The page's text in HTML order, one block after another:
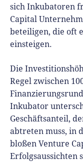
sich Inkubatoren
Capital
beteiligen, die oft
einsteigen.
Die
Regel zwischen
Inkubator
Geschäftsanteil,
abtreten muss, in
bloßen Venture
Erfolgsaussichten